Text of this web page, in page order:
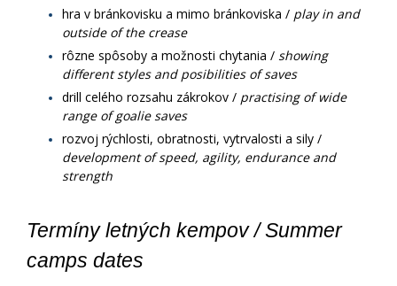
​hra v bránkovisku a mimo bránkoviska / play in and
outside of the crease
rôzne spôsoby a možnosti chytania / showing
different styles and posibilities of saves
drill celého rozsahu zákrokov / practising of wide
range of goalie saves
rozvoj rýchlosti, obratnosti, vytrvalosti a sily /
development of speed, agility, endurance and
strength
Termíny letných kempov / Summer
camps dates